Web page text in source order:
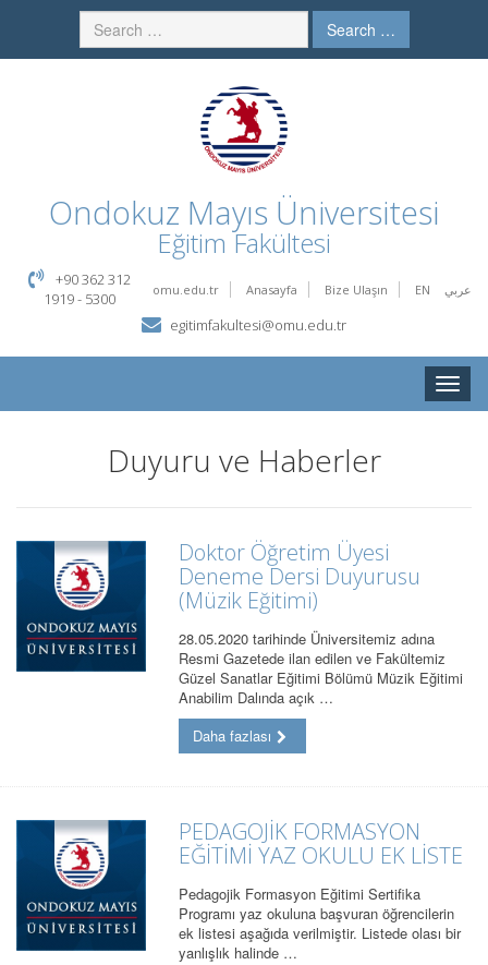
Search …
Ondokuz Mayıs Üniversitesi
Eğitim Fakültesi
omu.edu.tr Anasayfa Bize Ulaşın EN عربي
+90 362 312
1919 - 5300
egitimfakultesi@omu.edu.tr
Toggle
Duyuru ve Haberler
Doktor Öğretim Üyesi
Deneme Dersi Duyurusu
(Müzik Eğitimi)
28.05.2020 tarihinde Üniversitemiz adına
Resmi Gazetede ilan edilen ve Fakültemiz
Güzel Sanatlar Eğitimi Bölümü Müzik Eğitimi
Anabilim Dalında açık …
Daha fazlası
PEDAGOJİK FORMASYON
EĞİTİMİ YAZ OKULU EK LİSTE
Pedagojik Formasyon Eğitimi Sertifika
Programı yaz okuluna başvuran öğrencilerin
ek listesi aşağıda verilmiştir. Listede olası bir
yanlışlık halinde …